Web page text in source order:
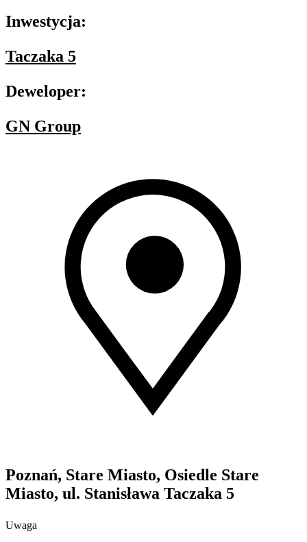
Inwestycja:
Taczaka 5
Deweloper:
GN Group
Poznań, Stare Miasto, Osiedle Stare
Miasto, ul. Stanisława Taczaka 5
Uwaga